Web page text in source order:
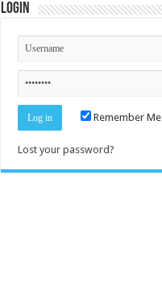
Login
Remember Me
Lost your password?